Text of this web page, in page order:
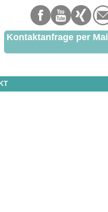
Kontaktanfrage per Mail